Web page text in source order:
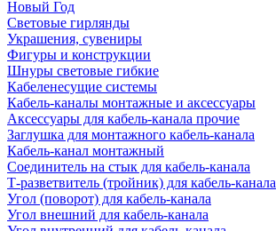
Новый Год
Световые гирлянды
Украшения, сувениры
Фигуры и конструкции
Шнуры световые гибкие
Кабеленесущие системы
Кабель-каналы монтажные и аксессуары
Аксессуары для кабель-канала прочие
Заглушка для монтажного кабель-канала
Кабель-канал монтажный
Соединитель на стык для кабель-канала
Т-разветвитель (тройник) для кабель-канала
Угол (поворот) для кабель-канала
Угол внешний для кабель-канала